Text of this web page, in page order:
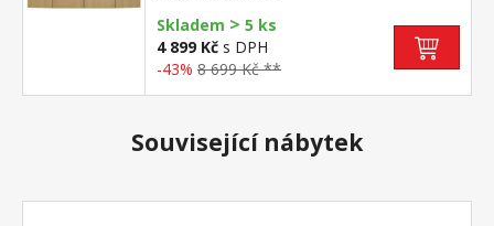
Skladem > 5 ks
4 899 Kč s DPH
-43% 8 699 Kč **
Související nábytek